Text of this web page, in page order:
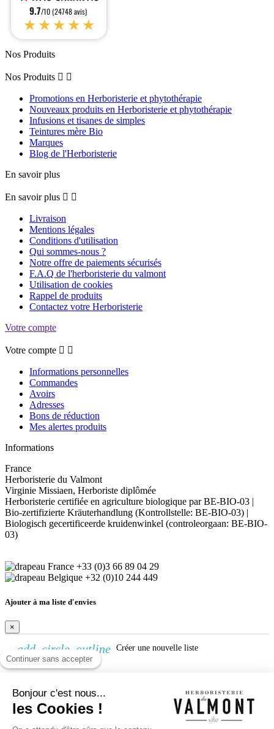
Continuer sans accepter
Bonjour c'est nous...
les Cookies !
9.7/10 (24748 avis)
★★★★★
Nos Produits
Nos Produits  
Promotions en Herboristerie et phytothérapie
Nouveaux produits en Herboristerie et phytothérapie
Infusions et tisanes de simples
Teintures mère Bio
Marques
Blog de l'Herboristerie
En savoir plus
En savoir plus  
Livraison
Mentions légales
Conditions d'utilisation
Qui sommes-nous ?
Notre offre de paiements sécurisés
F.A.Q de l'herboristerie du valmont
Utilisation de cookies
Rappel de produits
Contactez votre Herboristerie
Votre compte
Votre compte  
Informations personnelles
Commandes
Avoirs
Adresses
Bons de réduction
Mes alertes produits
Informations
France
Herboristerie du Valmont
Virginie Missiaen, Herboriste diplômée
Herboristerie certifiée en agriculture biologique par BE-BIO-03 |
Bio-zertifizierte Kräuterhandlung (Kontrollstelle: BE-BIO-03) |
Biologisch gecertificeerde kruidenwinkel (controleorgaan: BE-BIO-
03)
+33 (0)3 66 89 04 29
+32 (0)10 244 449
Ajouter à ma liste d'envies
×
add_circle_outline Créer une nouvelle liste
×
Nom de la liste d'envies